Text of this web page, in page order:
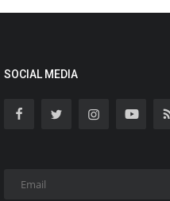
SOCIAL MEDIA